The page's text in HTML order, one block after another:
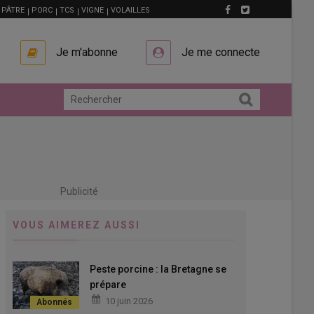
PÂTRE PORC TCS VIGNE VOLAILLES
Je m'abonne Je me connecte
Publicité
VOUS AIMEREZ AUSSI
Peste porcine : la Bretagne se
prépare
10 juin 2026